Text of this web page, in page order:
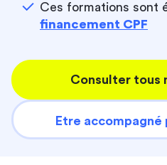
Ces formations sont
financement CPF
Consulter tous
Etre accompagné